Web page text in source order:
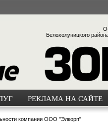
Белохолуницкого
РЕКЛАМА НА САЙТЕ
компании ООО "Элкорп"